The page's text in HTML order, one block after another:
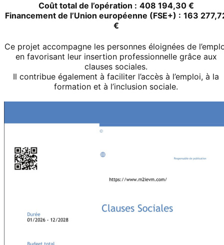
Coût total de l’opération : 408 194,30 €
Financement de l’Union européenne (FSE+) : 163
€
Ce projet accompagne les personnes éloignées de
en favorisant leur insertion professionnelle grâce aux
clauses sociales.
Il contribue également à faciliter l’accès à l’emploi, à la
formation et à l’inclusion sociale.